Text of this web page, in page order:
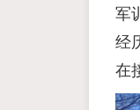
军
经
在